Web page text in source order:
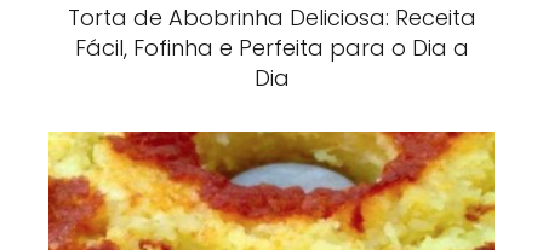
Torta de Abobrinha Deliciosa: Receita
Fácil, Fofinha e Perfeita para o Dia a
Dia